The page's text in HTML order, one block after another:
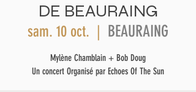
DE BEAURAING
sam. 10 oct.
  |
BEAURAING
Mylène Chamblain + Bob Doug
Un concert Organisé par Echoes Of The Sun